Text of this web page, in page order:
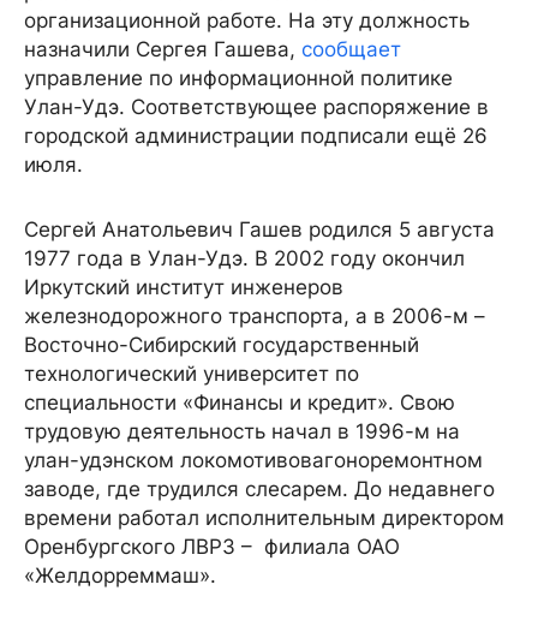
организационной работе. На эту должность
назначили Сергея Гашева, сообщает
управление по информационной политике
Улан-Удэ. Соответствующее распоряжение в
городской администрации подписали ещё 26
июля.
Сергей Анатольевич Гашев родился 5 августа
1977 года в Улан-Удэ. В 2002 году окончил
Иркутский институт инженеров
железнодорожного транспорта, а в 2006-м –
Восточно-Сибирский государственный
технологический университет по
специальности «Финансы и кредит». Свою
трудовую деятельность начал в 1996-м на
улан-удэнском локомотивовагоноремонтном
заводе, где трудился слесарем. До недавнего
времени работал исполнительным директором
Оренбургского ЛВРЗ – филиала ОАО
«Желдорреммаш».